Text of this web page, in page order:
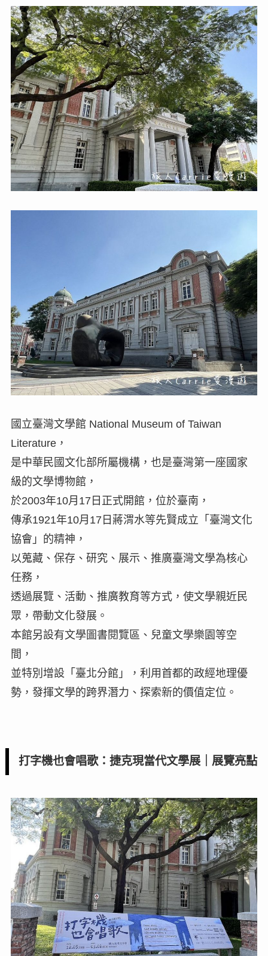
國立臺灣文學館 National Museum of Taiwan
Literature，
是中華民國文化部所屬機構，也是臺灣第一座國家
級的文學博物館，
於2003年10月17日正式開館，位於臺南，
傳承1921年10月17日蔣渭水等先賢成立「臺灣文化
協會」的精神，
以蒐藏、保存、研究、展示、推廣臺灣文學為核心
任務，
透過展覽、活動、推廣教育等方式，使文學親近民
眾，帶動文化發展。
本館另設有文學圖書閱覽區、兒童文學樂園等空
間，
並特別增設「臺北分館」，利用首都的政經地理優
勢，發揮文學的跨界潛力、探索新的價值定位。
打字機也會唱歌：捷克現當代文學展｜展覽亮點